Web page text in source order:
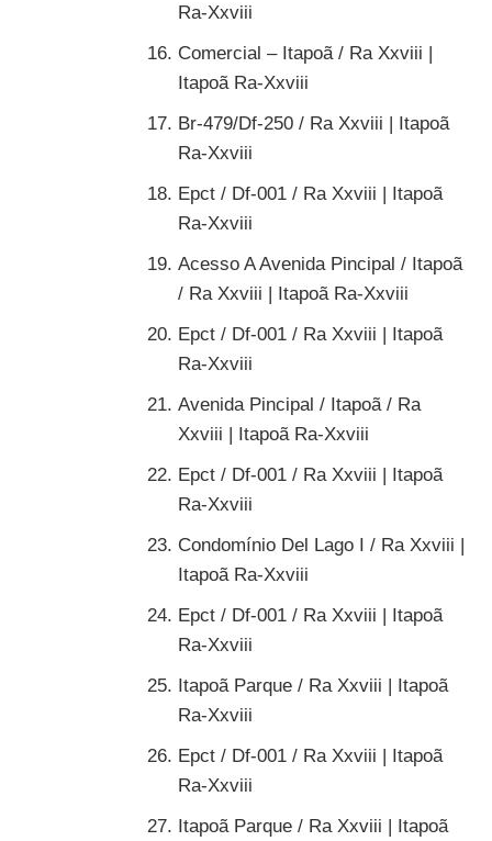
Ra-Xxviii
Comercial – Itapoã / Ra Xxviii |
Itapoã Ra-Xxviii
Br-479/Df-250 / Ra Xxviii | Itapoã
Ra-Xxviii
Epct / Df-001 / Ra Xxviii | Itapoã
Ra-Xxviii
Acesso A Avenida Pincipal / Itapoã
/ Ra Xxviii | Itapoã Ra-Xxviii
Epct / Df-001 / Ra Xxviii | Itapoã
Ra-Xxviii
Avenida Pincipal / Itapoã / Ra
Xxviii | Itapoã Ra-Xxviii
Epct / Df-001 / Ra Xxviii | Itapoã
Ra-Xxviii
Condomínio Del Lago I / Ra Xxviii |
Itapoã Ra-Xxviii
Epct / Df-001 / Ra Xxviii | Itapoã
Ra-Xxviii
Itapoã Parque / Ra Xxviii | Itapoã
Ra-Xxviii
Epct / Df-001 / Ra Xxviii | Itapoã
Ra-Xxviii
Itapoã Parque / Ra Xxviii | Itapoã